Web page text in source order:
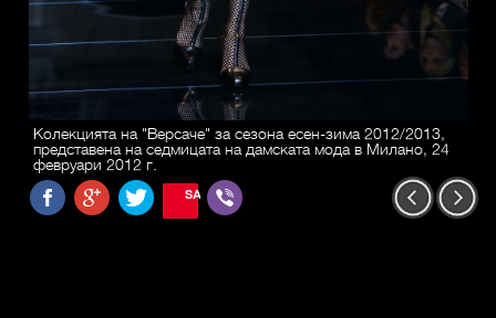
Колекцията на "Версаче" за сезона есен-зима 2012/2013,
представена на седмицата на дамската мода в Милано, 24
февруари 2012 г.
SAVE